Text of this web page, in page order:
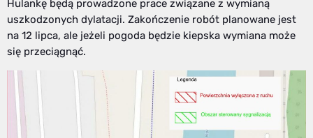
Hulankę będą prowadzone prace związane z wymianą
uszkodzonych dylatacji. Zakończenie robót planowane jest
na 12 lipca, ale jeżeli pogoda będzie kiepska wymiana może
się przeciągnąć.